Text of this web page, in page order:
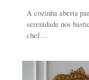
A cozinha aberta
serenidade nos
chef…